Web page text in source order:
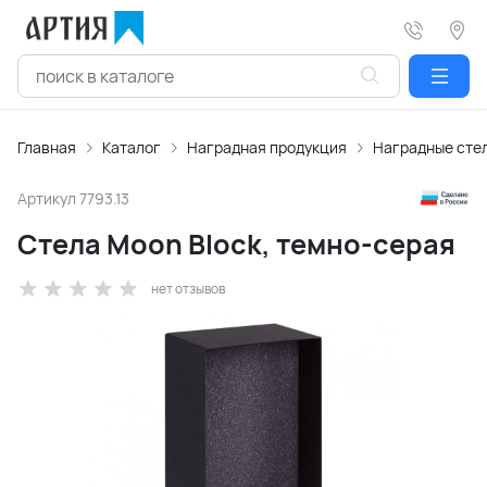
Главная Каталог Наградная продукция Наградные
Артикул 7793.13
Стела Moon Block, темно-серая
нет отзывов